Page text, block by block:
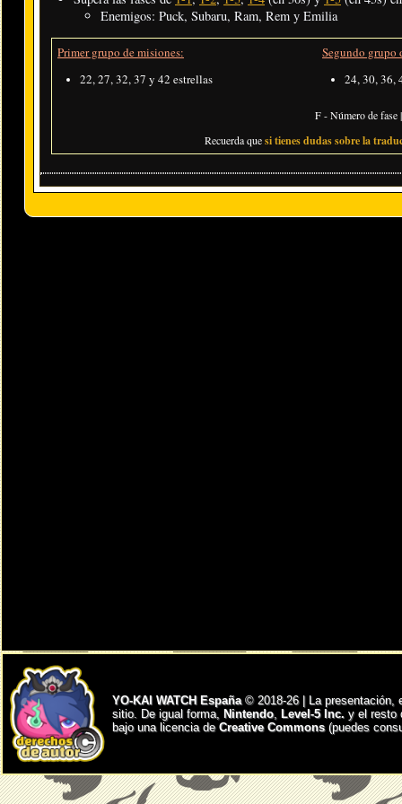
Enemigos: Puck, Subaru, Ram, Rem y Emilia
Primer grupo de misiones:
22, 27, 32, 37 y 42 estrellas
Segundo grupo
24, 30, 36,
F - Número de fase
Recuerda quesi tienes dudas sobre la
YO-KAI WATCH España © 2018-26 | La presentación,
sitio. De igual forma, Nintendo, Level-5 Inc. y el resto
bajo una licencia de Creative Commons(puedes